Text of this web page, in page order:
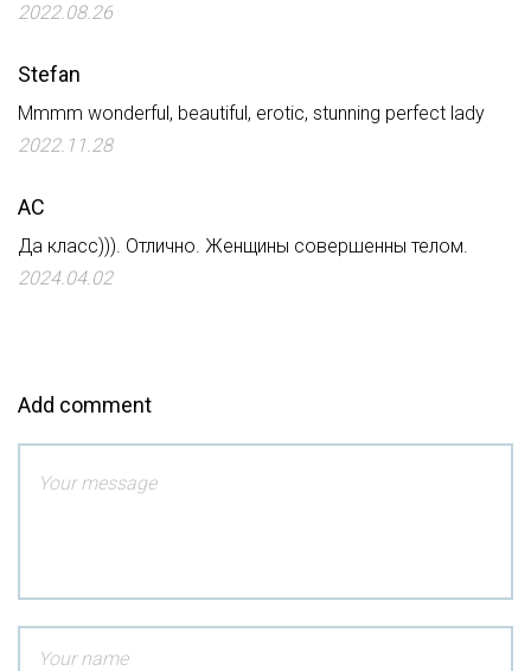
2022.08.26
Stefan
Mmmm wonderful, beautiful, erotic, stunning perfect lady
2022.11.28
АС
Да класс))). Отлично. Женщины совершенны телом.
2024.04.02
Add comment